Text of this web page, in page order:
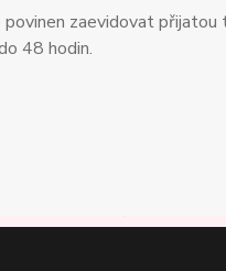
zaevidovat
48 hodin.